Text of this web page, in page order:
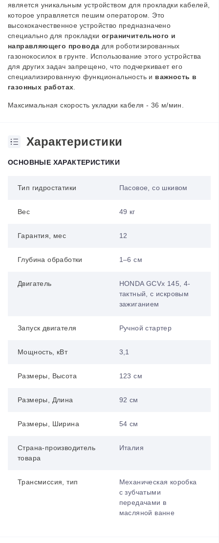
является уникальным устройством для прокладки кабелей,
которое управляется пешим оператором. Это
высококачественное устройство предназначено
специально для прокладки ограничительного и
направляющего провода для роботизированных
газонокосилок в грунте. Использование этого устройства
для других задач запрещено, что подчеркивает его
специализированную функциональность и важность в
газонных работах
Максимальная скорость укладки кабеля - 36 м/мин.
Характеристики
ОСНОВНЫЕ ХАРАКТЕРИСТИКИ
Тип гидростатики Пасовое, со шкивом
Вес 49 кг
Гарантия, мес 12
Глубина обработки 1–6 см
Двигатель
HONDA GCVx 145, 4-
тактный, с искровым
зажиганием
Запуск двигателя Ручной стартер
Мощность, кВт 3,1
Размеры, Высота 123 см
Размеры, Длина 92 см
Размеры, Ширина 54 см
Страна-производитель
товара
Италия
Трансмиссия, тип
Механическая коробка
с зубчатыми
передачами в
масляной ванне